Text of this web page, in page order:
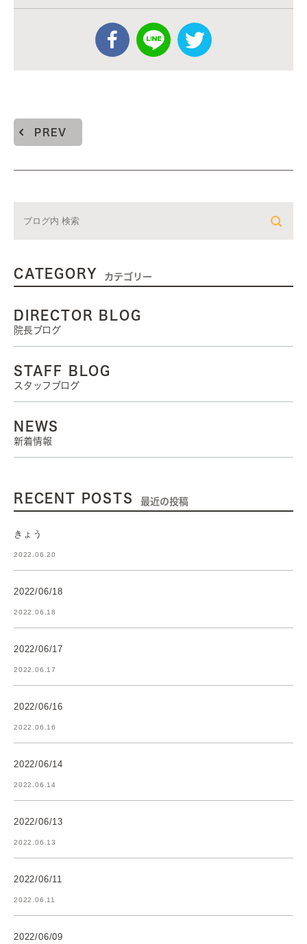
PREV
CATEGORY カテゴリー
DIRECTOR BLOG
院長ブログ
STAFF BLOG
スタッフブログ
NEWS
新着情報
RECENT POSTS 最近の投稿
きょう
2022.06.20
2022/06/18
2022.06.18
2022/06/17
2022.06.17
2022/06/16
2022.06.16
2022/06/14
2022.06.14
2022/06/13
2022.06.13
2022/06/11
2022.06.11
2022/06/09